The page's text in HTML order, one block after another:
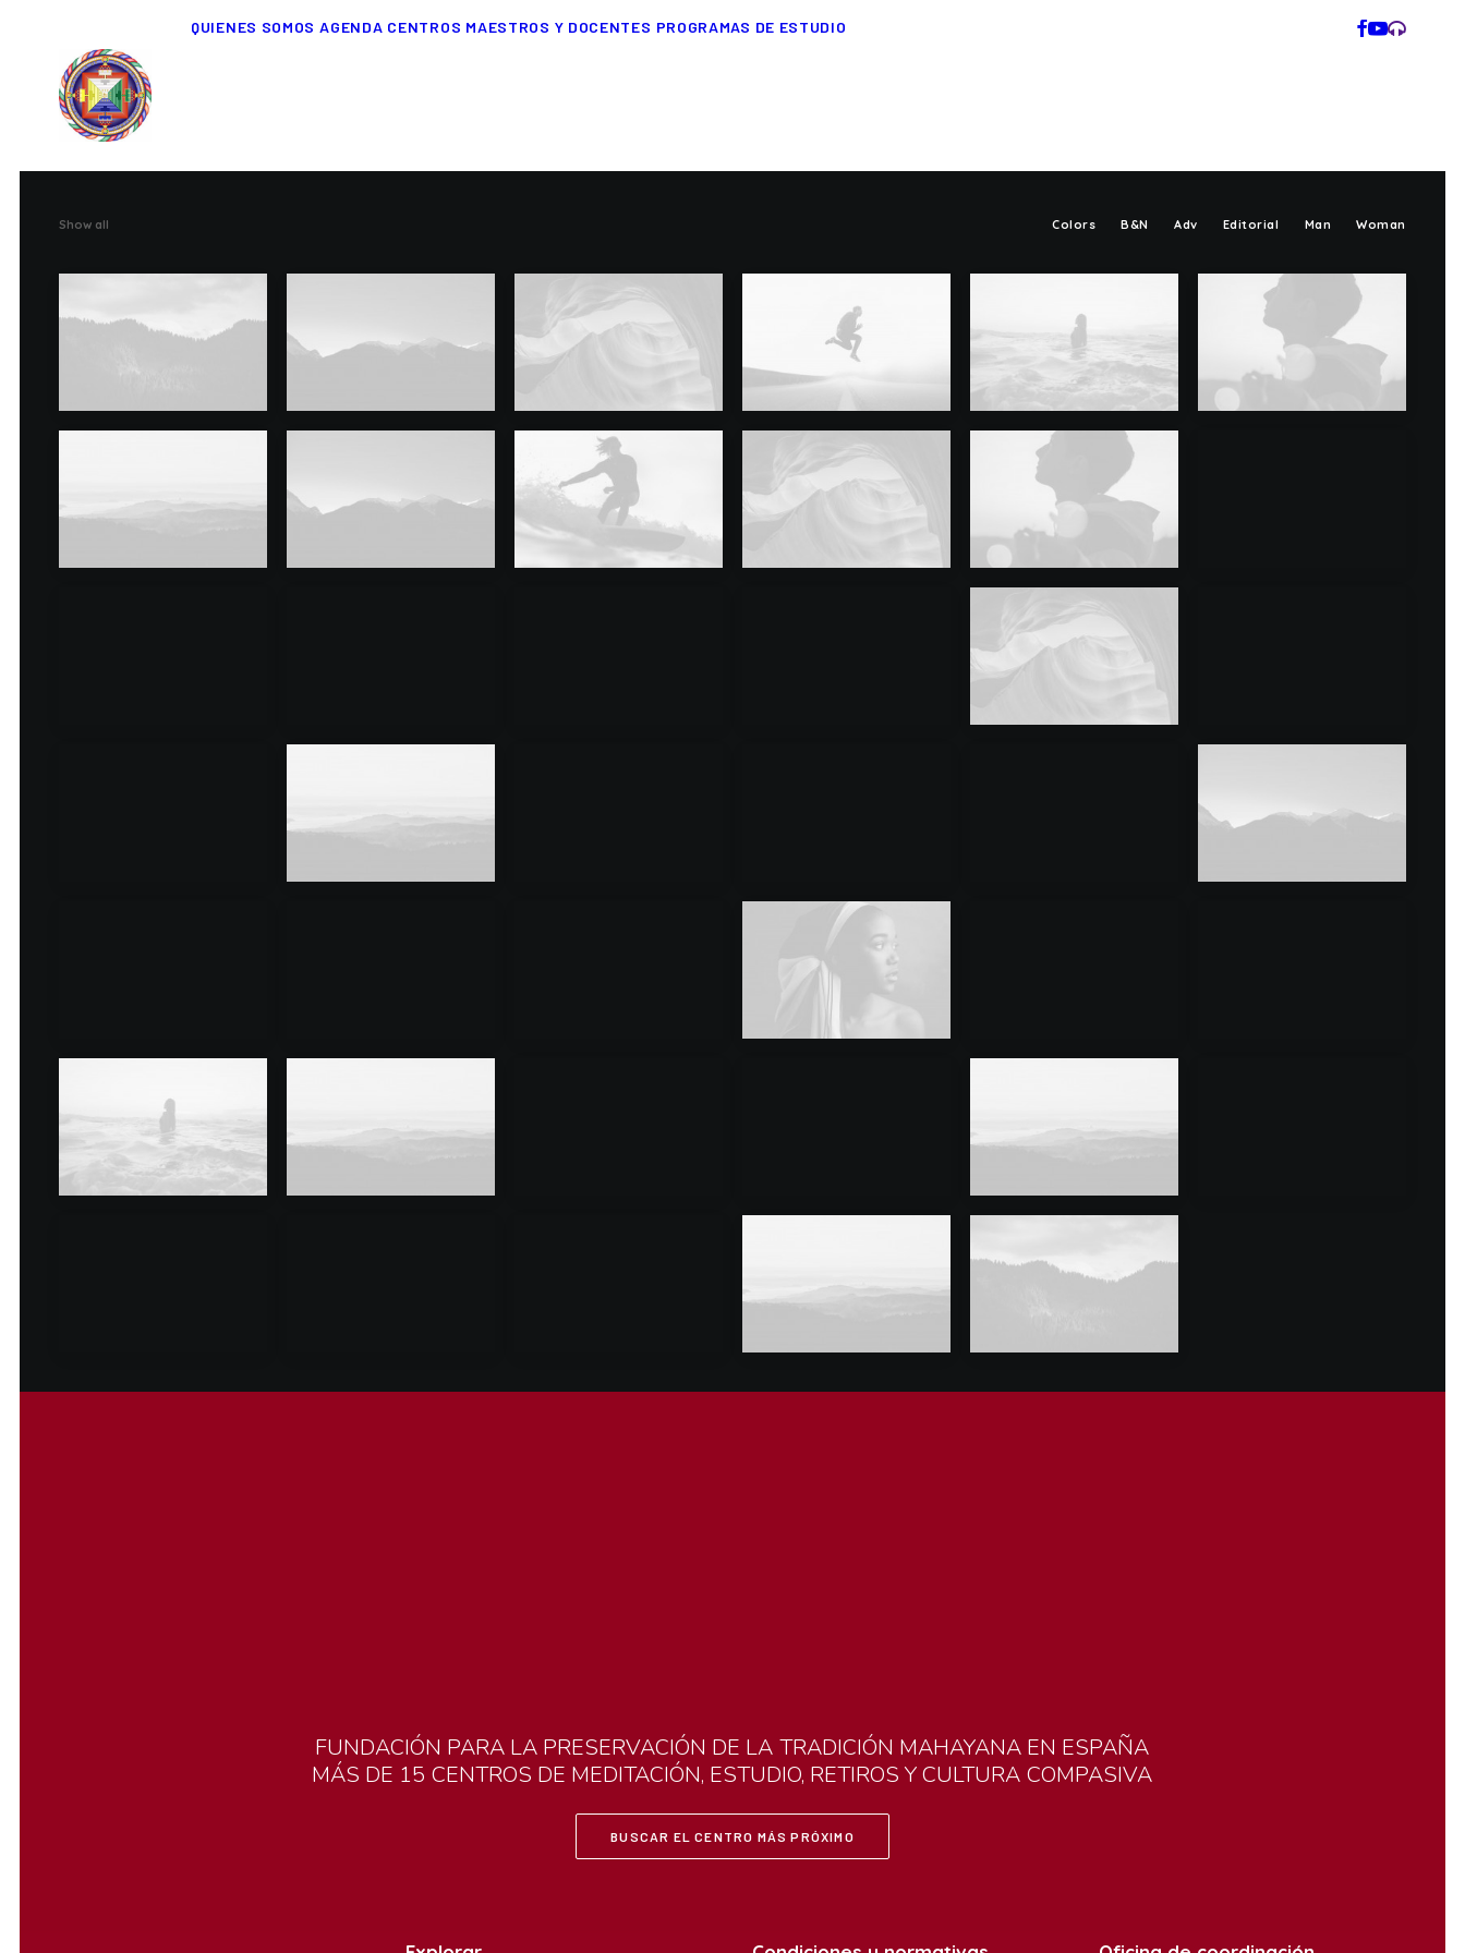
QUIENES SOMOS AGENDA CENTROS MAESTROS Y DOCENTES PROGRAMAS DE ESTUDIO
Show all Colors B&N Adv Editorial Man Woman
FUNDACIÓN PARA LA PRESERVACIÓN DE LA TRADICIÓN MAHAYANA EN ESPAÑA
MÁS DE 15 CENTROS DE MEDITACIÓN, ESTUDIO, RETIROS Y CULTURA COMPASIVA
BUSCAR EL CENTRO MÁS PRÓXIMO